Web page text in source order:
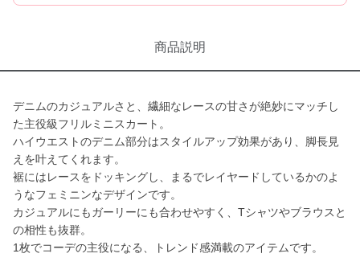
商品説明
デニムのカジュアルさと、繊細なレースの甘さが絶妙にマッチし
た主役級フリルミニスカート。
ハイウエストのデニム部分はスタイルアップ効果があり、脚長見
えを叶えてくれます。
裾にはレースをドッキングし、まるでレイヤードしているかのよ
うなフェミニンなデザインです。
カジュアルにもガーリーにも合わせやすく、Tシャツやブラウスと
の相性も抜群。
1枚でコーデの主役になる、トレンド感満載のアイテムです。